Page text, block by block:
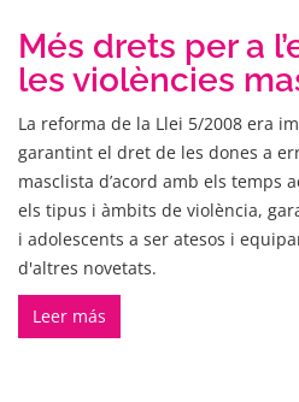
Més drets per a
les violències
La reforma de la Llei 5/2008 era
garantint el dret de les dones a
masclista d’acord amb els temps
els tipus i àmbits de violència,
i adolescents a ser atesos i
d'altres novetats.
Leer más